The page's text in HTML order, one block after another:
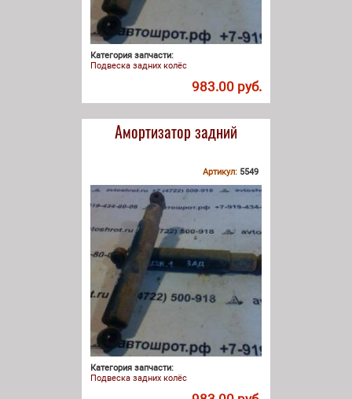
Категория запчасти:
Подвеска задних колёс
983.00 руб.
Амортизатор задний
Артикул: 5549
Категория запчасти:
Подвеска задних колёс